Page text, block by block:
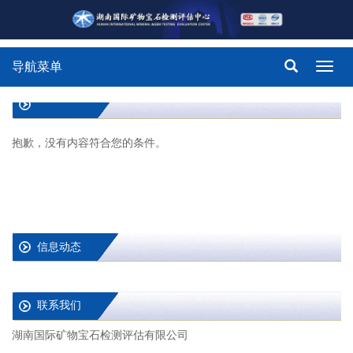
导航菜单
抱歉，没有内容符合您的条件。
信息动态
联系我们
湖南国际矿物宝石检测评估有限公司